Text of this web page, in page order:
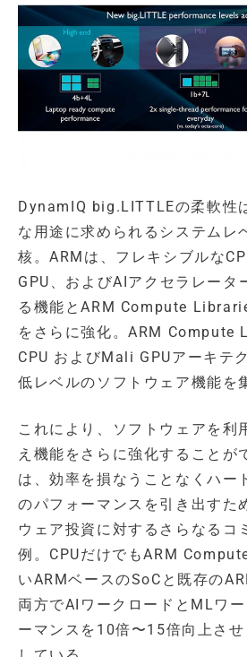
DynamIQ big.LITTLEの柔軟性
な用途に求められるシステムレ
核。ARMは、フレキシブルな
GPU、およびAIアクセラレータ
る機能とARM Compute
をさらに強化。ARM Compute
CPU およびMali GPUアーキテ
低レベルのソフトウェア機能を
これにより、ソフトウェアを利
え機能をさらに強化することが
は、効率を損なうことなくハー
のパフォーマンスを引き出すた
ウェア投資に対するさらなるコ
例。CPUだけでもARM
いARMベースのSoCと既存の
両方でAIワークロードとMLワ
ーマンスを10倍〜15倍向上さ